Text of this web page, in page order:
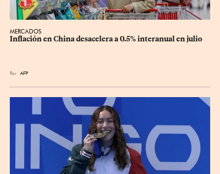
MERCADOS
Inflación en China desacelera a 0.5% interanual en julio
Por AFP